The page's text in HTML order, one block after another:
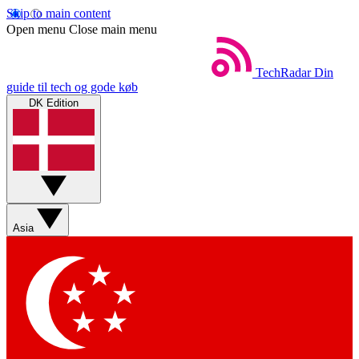
Skip to main content
Open menu Close main menu
TechRadar Din
guide til tech og gode køb
DK Edition
Asia